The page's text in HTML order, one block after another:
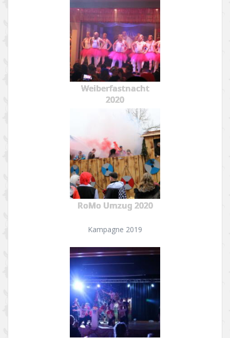
Weiberfastnacht
2020
RoMo Umzug 2020
Kampagne 2019